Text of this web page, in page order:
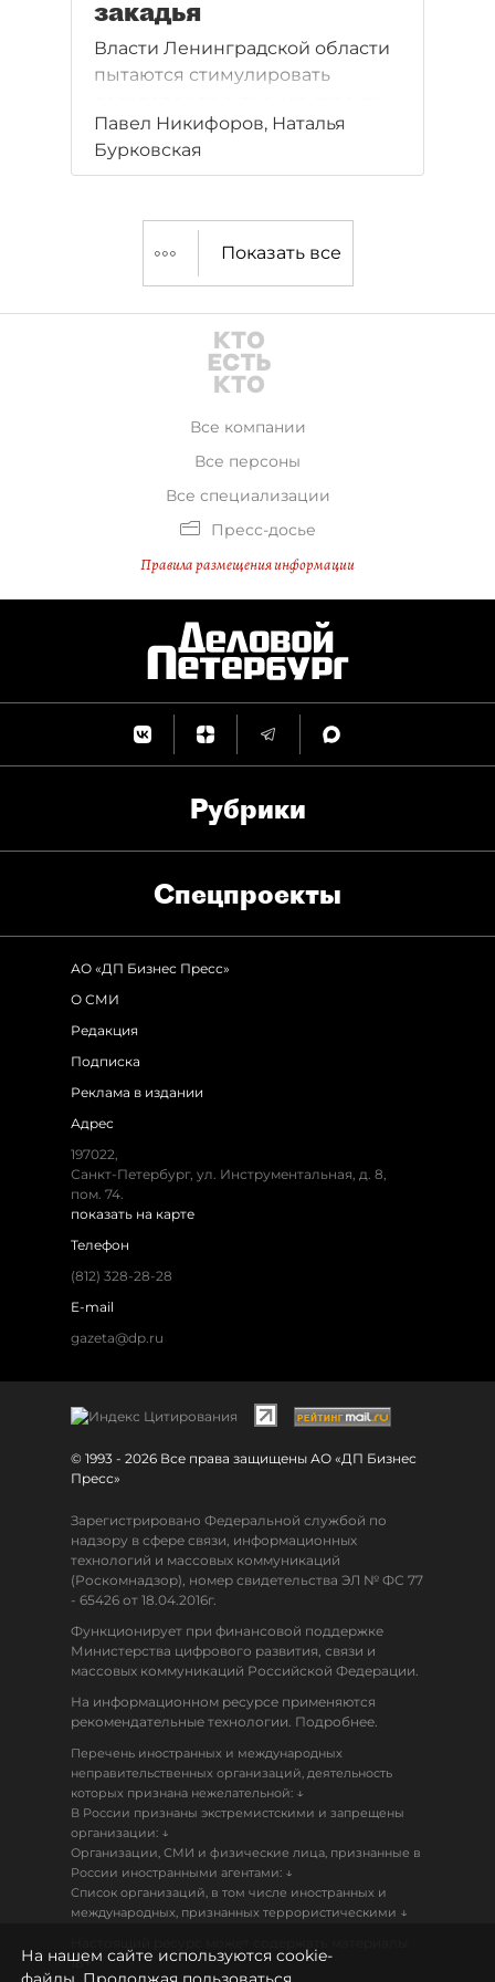
закадья
Власти Ленинградской области
пытаются стимулировать
коммерческую недвижимость
в зоне закадья.
Павел Никифоров, Наталья
Бурковская
Показать все
Все компании
Все персоны
Все специализации
Пресс-досье
Правила размещения информации
Рубрики
Спец­проекты
АО «ДП Бизнес Пресс»
О СМИ
Редакция
Подписка
Реклама в издании
Адрес
197022,
Санкт-Петербург, ул. Инструментальная, д. 8,
пом. 74.
показать на карте
Телефон
(812) 328-28-28
E-mail
gazeta@dp.ru
© 1993 - 2026 Все права защищены АО «ДП Бизнес
Пресс»
Зарегистрировано Федеральной службой по
надзору в сфере связи, информационных
технологий и массовых коммуникаций
(Роскомнадзор), номер свидетельства ЭЛ № ФС 77
- 65426 от 18.04.2016г.
Функционирует при финансовой поддержке
Министерства цифрового развития, связи и
массовых коммуникаций Российской Федерации.
На информационном ресурсе применяются
рекомендательные технологии. Подробнее.
Перечень иностранных и международных
неправительственных организаций, деятельность
которых признана нежелательной: ↓
В России признаны экстремистскими и запрещены
организации: ↓
Организации, СМИ и физические лица, признанные в
России иностранными агентами: ↓
Список организаций, в том числе иностранных и
международных, признанных террористическими ↓
18+
На нашем сайте используются cookie-